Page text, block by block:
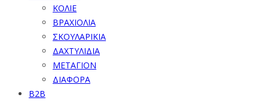
ΚΟΛΙΕ
ΒΡΑΧΙΟΛΙΑ
ΣΚΟΥΛΑΡΙΚΙΑ
ΔΑΧΤΥΛΙΔΙΑ
ΜΕΤΑΓΙΟΝ
ΔΙΑΦΟΡΑ
B2B